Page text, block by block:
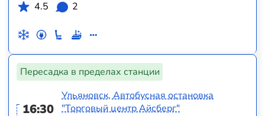
4.5
2
Пересадка в пределах станции
16:30
Ульяновск, Автобусная остановка
"Торговый центр Айсберг"